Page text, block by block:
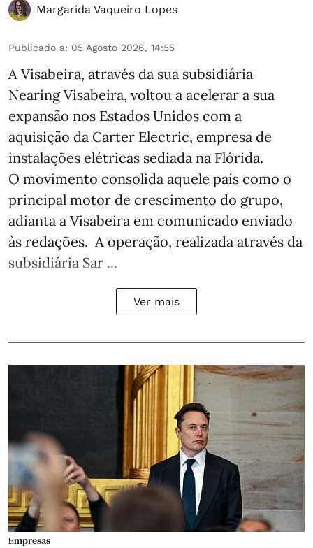
Margarida Vaqueiro Lopes
Publicado a: 05 Agosto 2026, 14:55
A Visabeira, através da sua subsidiária
Nearing Visabeira, voltou a acelerar a sua
expansão nos Estados Unidos com a
aquisição da Carter Electric, empresa de
instalações elétricas sediada na Flórida.
O movimento consolida aquele país como o
principal motor de crescimento do grupo,
adianta a Visabeira em comunicado enviado
às redações. A operação, realizada através da
subsidiária Sar ...
Ver mais
Empresas